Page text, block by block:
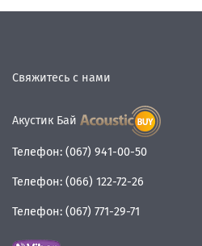
Свяжитесь с нами
Акустик Бай
Телефон: (067) 941-00-50
Телефон: (066) 122-72-26
Телефон: (067) 771-29-71